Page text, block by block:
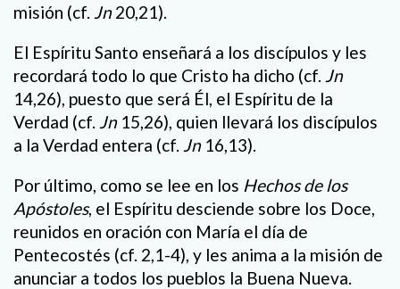
misión (cf. Jn20,21).
El Espíritu Santo enseñará a los discípulos y les
recordará todo lo que Cristo ha dicho (cf. Jn
14,26), puesto que será Él, el Espíritu de la
Verdad (cf. Jn15,26), quien llevará los discípulos
a la Verdad entera (cf. Jn16,13).
Por último, como se lee en los Hechos de los
Apóstoles, el Espíritu desciende sobre los Doce,
reunidos en oración con María el día de
Pentecostés (cf. 2,1-4), y les anima a la misión de
anunciar a todos los pueblos la Buena Nueva.